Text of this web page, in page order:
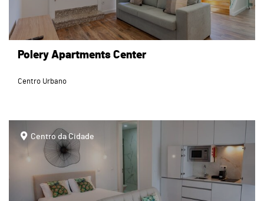
Polery Apartments Center
Centro Urbano
Centro da Cidade